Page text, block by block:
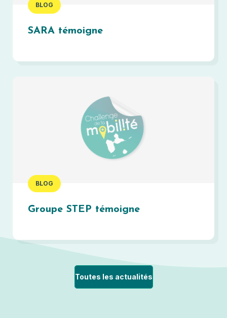
BLOG
SARA témoigne
BLOG
Groupe STEP témoigne
Toutes les actualités